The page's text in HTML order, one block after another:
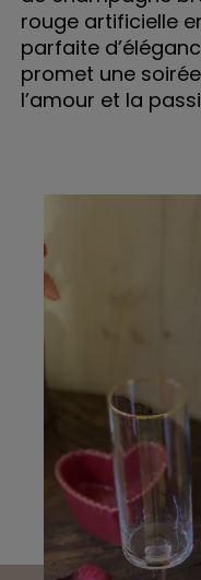
rouge artificielle
parfaite
promet une
l’amour et la